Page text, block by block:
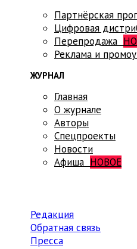
Партнёрская
Цифровая
Перепродажа
Реклама и
ЖУРНАЛ
Главная
О журнале
Авторы
Спецпроекты
Новости
Афиша НОВОЕ
Редакция
Обратная связь
Пресса